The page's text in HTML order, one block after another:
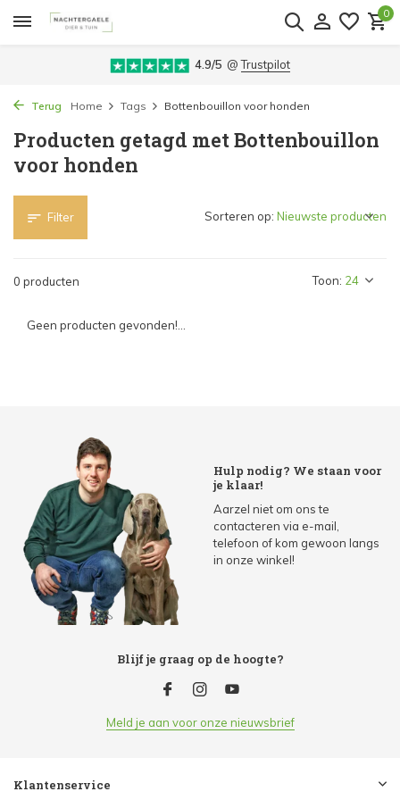
0
4.9/5 @Trustpilot
Terug Home Tags Bottenbouillon voor honden
Producten getagd met Bottenbouillon
voor honden
Filter
0 producten Toon:
Sorteren op:
Geen producten gevonden!...
Hulp nodig? We staan voor
je klaar!
Aarzel niet om ons te
contacteren via e-mail,
telefoon of kom gewoon langs
in onze winkel!
Blijf je graag op de hoogte?
Meld je aan voor onze nieuwsbrief
Klantenservice